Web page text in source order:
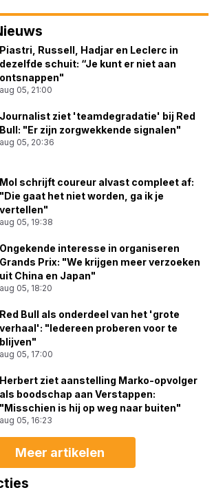
Piastri, Russell, Hadjar en Leclerc in
dezelfde schuit: “Je kunt er niet aan
ontsnappen"
aug 05, 21:00
Journalist ziet 'teamdegradatie' bij Red
Bull: "Er zijn zorgwekkende signalen"
aug 05, 20:36
Mol schrijft coureur alvast compleet af:
"Die gaat het niet worden, ga ik je
vertellen"
aug 05, 19:38
Ongekende interesse in organiseren
Grands Prix: "We krijgen meer verzoeken
uit China en Japan"
aug 05, 18:20
Red Bull als onderdeel van het 'grote
verhaal': "Iedereen proberen voor te
blijven"
aug 05, 17:00
Herbert ziet aanstelling Marko-opvolger
als boodschap aan Verstappen:
"Misschien is hij op weg naar buiten"
aug 05, 16:23
Meer artikelen